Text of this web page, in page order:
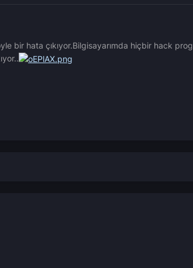
bir hata çıkıyor.Bilgisayarımda hiçbir hack